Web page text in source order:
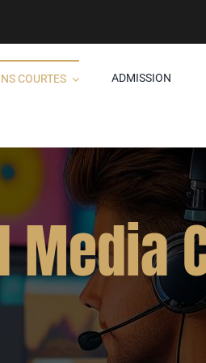
COURTES ADMISSION